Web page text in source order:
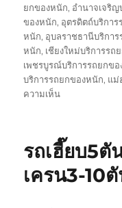
ยกของหนัก, อำนาจเจริ
ของหนัก, อุตรดิตถ์บริกา
หนัก, อุบลราชธานีบริกา
หนัก, เชียงใหม่บริการรถ
เพชรบูรณ์บริการรถยกขอ
บริการรถยกของหนัก, แม่
ความเห็นบน
ยก
ของ
10ล้อ
รถเฮี๊ยบ5ตั
เครน3-10